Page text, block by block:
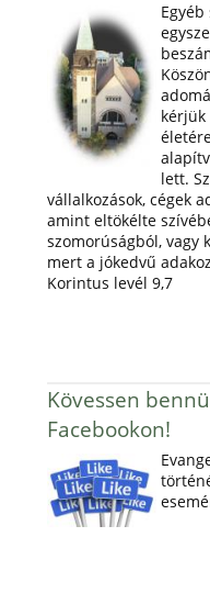
kérjük
lett.
vállalkozások, cégek
amint eltökélte
szomorúságból, vagy
mert a jókedvű
Korintus levél 9,7
Kövessen
Facebookon!